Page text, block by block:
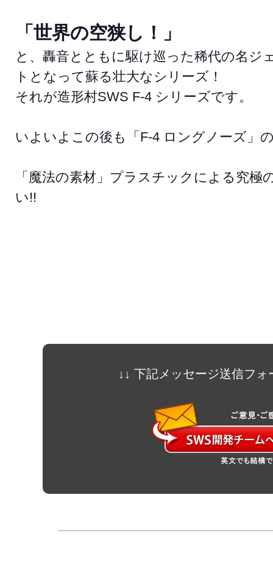
「世界の空狭し！」
と、轟音とともに駆け巡った稀代の名ジ
トとなって蘇る壮大なシリーズ！
それが造形村SWS F-4 シリーズです。
いよいよこの後も「F-4 ロングノーズ」
「魔法の素材」プラスチックによる究
い!!
↓↓ 下記メッセージ送信フ